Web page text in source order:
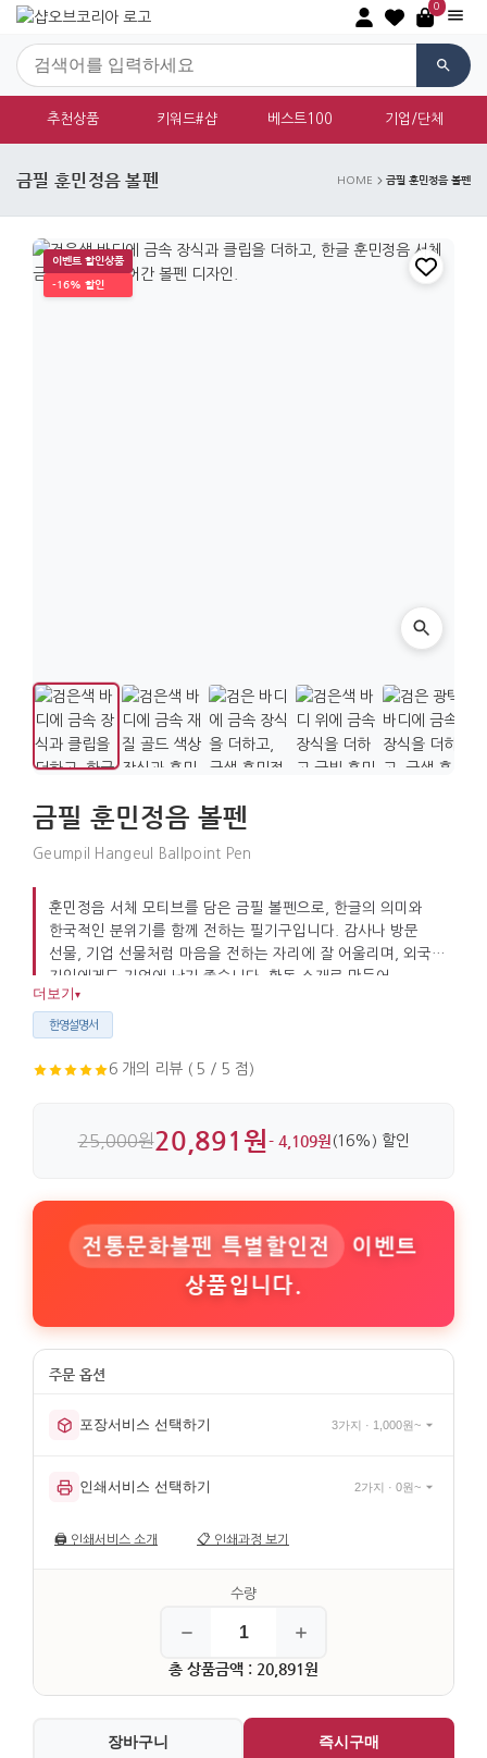
0
추천상품 키워드#샵 베스트100 기업/단체
금필 훈민정음 볼펜 HOME 금필 훈민정음 볼펜
이벤트 할인상품
-16% 할인
금필 훈민정음 볼펜
Geumpil Hangeul Ballpoint Pen
훈민정음 서체 모티브를 담은 금필 볼펜으로, 한글의 의미와
한국적인 분위기를 함께 전하는 필기구입니다. 감사나 방문
선물, 기업 선물처럼 마음을 전하는 자리에 잘 어울리며, 외국인
지인에게도 기억에 남기 좋습니다. 황동 소재로 만들어
고급스럽고 묵직함이 있습니다.
더보기 ▾
한영설명서
6 개의 리뷰 ( 5 / 5 점)
25,000원20,891원- 4,109원 (16%) 할인
전통문화볼펜 특별할인전
이벤트
상품입니다.
포장서비스 선택하기 3가지 · 1,000원~
인쇄서비스 선택하기 2가지 · 0원~
🖨️ 인쇄서비스 소개 📋 인쇄과정 보기
총 상품금액 : 20,891원
장바구니 즉시구매